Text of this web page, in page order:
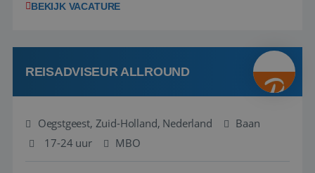
locally. The role will be published until 18 August
Attractive remuneration, discre...
BEKIJK VACATURE
REISADVISEUR ALLROUND
Oegstgeest, Zuid-Holland, Nederland
Baan
17-24 uur
MBO